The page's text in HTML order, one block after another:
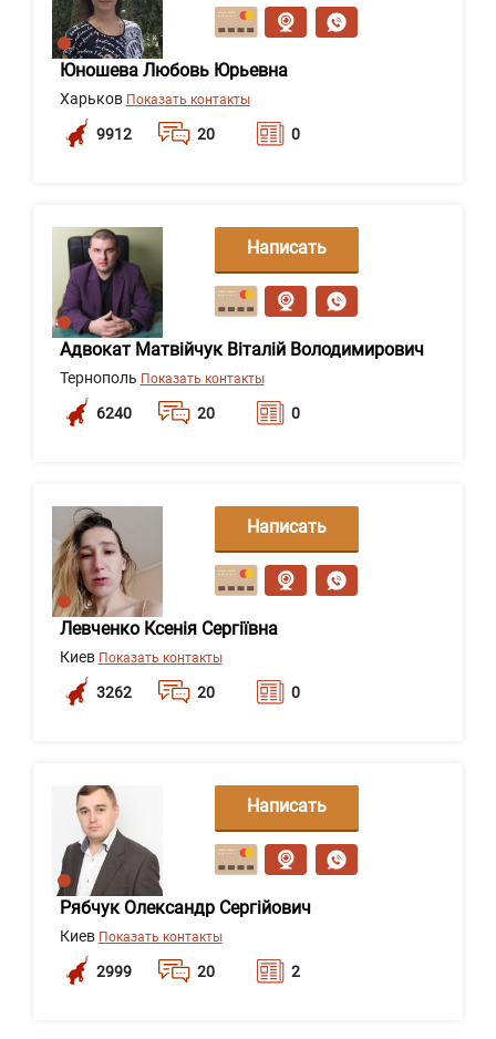
Юношева Любовь Юрьевна
Харьков Показать контакты
9912 20 0
сообщение
Адвокат Матвійчук Віталій Володимирович
Тернополь Показать контакты
6240 20 0
Написать
сообщение
Левченко Ксенія Сергіївна
Киев Показать контакты
3262 20 0
Написать
сообщение
Рябчук Олександр Сергійович
Киев Показать контакты
2999 20 2
Написать
сообщение